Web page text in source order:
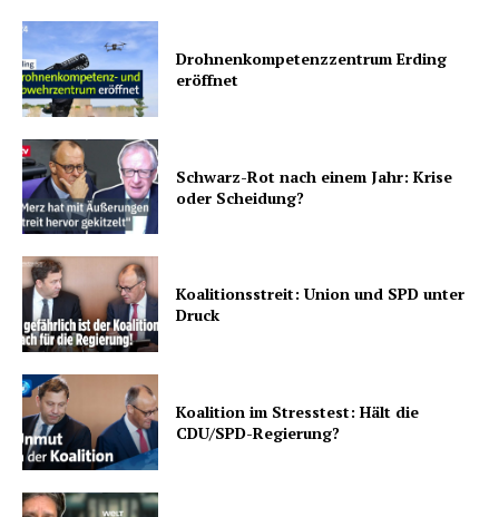
Drohnenkompetenz­zentrum Erding
eröffnet
Schwarz-Rot nach einem Jahr: Krise
oder Scheidung?
Koalitionsstreit: Union und SPD unter
Druck
Koalition im Stresstest: Hält die
CDU/SPD-Regierung?